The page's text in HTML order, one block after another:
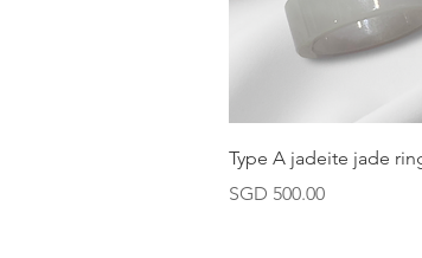
快速瀏覽
Type A jadeite jade
價格
SGD 500.00